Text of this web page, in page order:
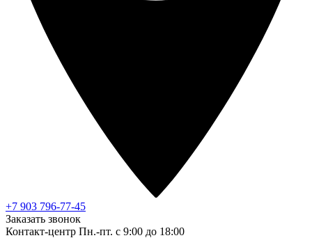
+7 903 796-77-45
Заказать звонок
Контакт-центр Пн.-пт. с 9:00 до 18:00